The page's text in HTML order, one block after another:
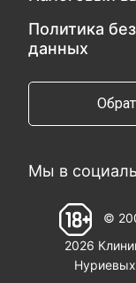
Политика
данных
Мы в
©
2026